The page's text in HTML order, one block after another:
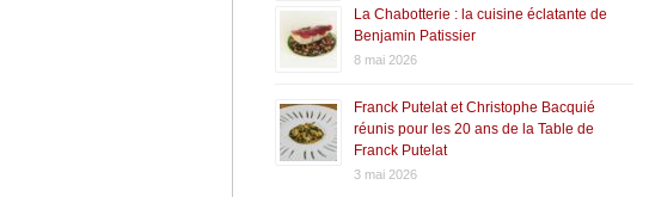
La Chabotterie : la cuisine éclatante de
Benjamin Patissier
8 mai 2026
Franck Putelat et Christophe Bacquié
réunis pour les 20 ans de la Table de
Franck Putelat
3 mai 2026